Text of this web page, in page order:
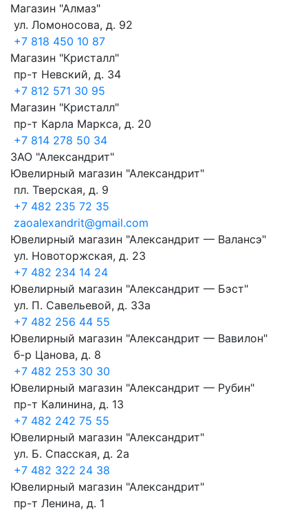
Магазин "Алмаз"
ул. Ломоносова, д. 92
+7 818 450 10 87
Магазин "Кристалл"
пр-т Невский, д. 34
+7 812 571 30 95
Магазин "Кристалл"
пр-т Карла Маркса, д. 20
+7 814 278 50 34
ЗАО "Александрит"
Ювелирный магазин "Александрит"
пл. Тверская, д. 9
+7 482 235 72 35
zaoalexandrit@gmail.com
Ювелирный магазин "Александрит — Валансэ"
ул. Новоторжская, д. 23
+7 482 234 14 24
Ювелирный магазин "Александрит — Бэст"
ул. П. Савельевой, д. 33а
+7 482 256 44 55
Ювелирный магазин "Александрит — Вавилон"
б-р Цанова, д. 8
+7 482 253 30 30
Ювелирный магазин "Александрит — Рубин"
пр-т Калинина, д. 13
+7 482 242 75 55
Ювелирный магазин "Александрит"
ул. Б. Спасская, д. 2а
+7 482 322 24 38
Ювелирный магазин "Александрит"
пр-т Ленина, д. 1